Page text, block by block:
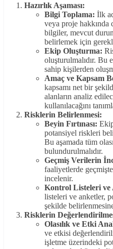
Hazırlık Aşaması:
Bilgi Toplama: İlk
veya proje hakkında
bilgiler, mevcut
belirlemek için
Ekip Oluşturma:
oluşturulmalıdır. Bu
sahip kişilerden
Amaç ve Kapsam
kapsamı net bir
alanların analiz
kullanılacağını
Risklerin Belirlenmesi:
Beyin Fırtınası:
potansiyel riskleri
Bu aşamada tüm
bulundurulmalıdır.
Geçmiş Verilerin
faaliyetlerde
incelenir.
Kontrol Listeleri ve
listeleri ve anketler,
şekilde
Risklerin
Olasılık ve Etki
ve etkisi
işletme üzerindeki